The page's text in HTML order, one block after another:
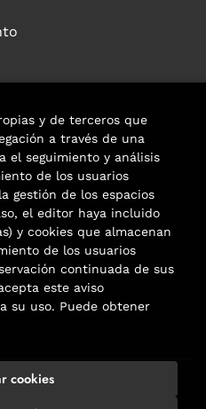
Reservados |
y de terceros que
a través de una
el seguimiento y análisis
de los usuarios
gestión de los espacios
el editor haya incluido
y cookies que almacenan
de los usuarios
continuada de sus
este aviso
su uso. Puede obtener
cookies